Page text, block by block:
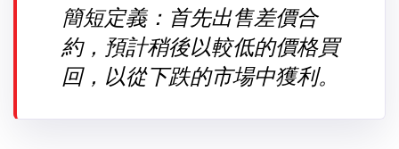
簡短定義：首先出售差價合
約，預計稍後以較低的價格買
回，以從下跌的市場中獲利。